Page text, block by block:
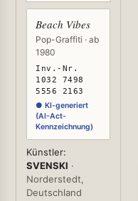
Beach Vibes
Pop-Graffiti · ab
1980
Inv.-Nr.
1032 7498
5556 2163
● KI-generiert
(AI-Act-
Kennzeichnung)
Künstler:
SVENSKI ·
Norderstedt,
Deutschland